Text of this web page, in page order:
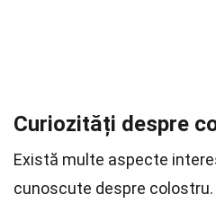
Curiozități despre
Există multe aspecte
cunoscute despre colostru.